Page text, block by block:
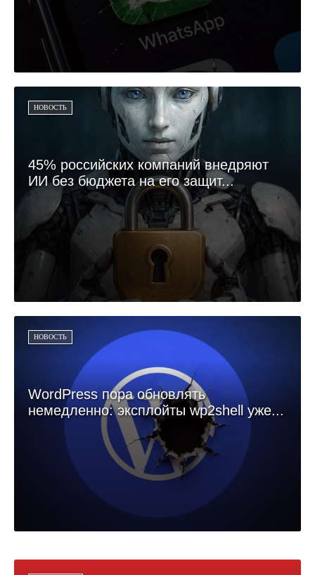
НОВОСТЬ
45% российских компаний внедряют
ИИ без бюджета на его защит...
НОВОСТЬ
WordPress пора обновлять
немедленно: эксплойты wp2shell уже...